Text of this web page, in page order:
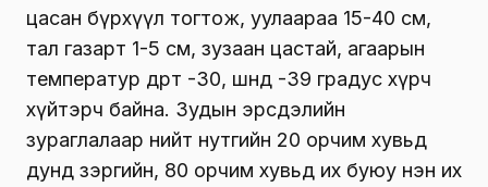
цасан бүрхүүл тогтож, уулаараа 15-40 см,
тал газарт 1-5 см, зузаан цастай, агаарын
температур өдөртөө -30, шөнөдөө -39 градус хүрч
хүйтэрч байна. Зудын эрсдэлийн
зураглалаар нийт нутгийн 20 орчим хувьд
дунд зэргийн, 80 орчим хувьд их буюу нэн их